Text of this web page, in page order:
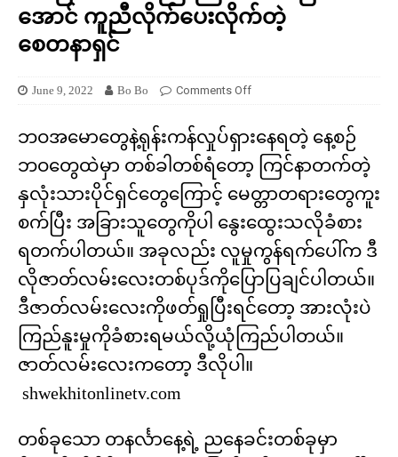
အောင် ကူညီလိုက်ပေးလိုက်တဲ့
စေတနာရှင်
June 9, 2022 Bo Bo Comments Off
ဘဝအမောတွေနဲ့ရုန်းကန်လှုပ်ရှားနေရတဲ့ နေ့စဉ်
ဘဝတွေထဲမှာ တစ်ခါတစ်ရံတော့ ကြင်နာတက်တဲ့
နှလုံးသားပိုင်ရှင်တွေကြောင့် မေတ္တာတရားတွေကူး
စက်ပြီး အခြားသူတွေကိုပါ နွေးထွေးသလိုခံစား
ရတက်ပါတယ်။ အခုလည်း လူမှုကွန်ရက်ပေါ်က ဒီ
လိုဇာတ်လမ်းလေးတစ်ပုဒ်ကိုပြောပြချင်ပါတယ်။
ဒီဇာတ်လမ်းလေးကိုဖတ်ရှုပြီးရင်တော့ အားလုံးပဲ
ကြည်နူးမှုကိုခံစားရမယ်လို့ယုံကြည်ပါတယ်။
ဇာတ်လမ်းလေးကတော့ ဒီလိုပါ။
shwekhitonlinetv.com
တစ်ခုသော တနင်္လာနေ့ရဲ့ ညနေခင်းတစ်ခုမှာ